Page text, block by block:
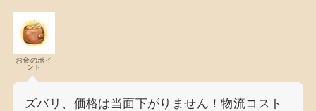
お金のポイ
ント
ズバリ、価格は当面下がりません！物流コスト